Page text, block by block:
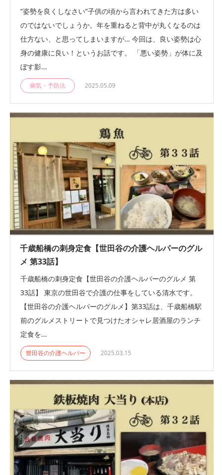
“姿勢を良くしなさい”子供の頃から言われてきた方は多い
のではないでしょうか。年を重ねると背中が丸くなるのは
仕方ない、と思ってしまいますが… 今回は、良い姿勢は心
身の健康に良い！というお話です。 「悪い姿勢」が体に及
ぼす影...
病気・予防法 2025.05.09
千歳船橋の刺身定食【世田谷の介護ヘルパーのグル
メ 第33話】
千歳船橋の刺身定食【世田谷の介護ヘルパーのグルメ 第
33話】 東京の世田谷で介護の仕事をしている清水です。
【世田谷の介護ヘルパーのグルメ】第33話は、千歳船橋駅
前のグルメストリートで見つけたオシャレ居酒屋のランチ
定食を...
世田谷の介護ヘルパー 2025.03.15